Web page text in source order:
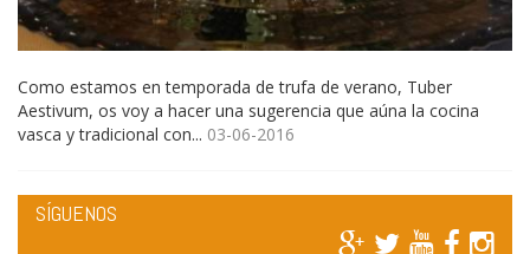
Como estamos en temporada de trufa de verano, Tuber
Aestivum, os voy a hacer una sugerencia que aúna la cocina
vasca y tradicional con... 03-06-2016
SÍGUENOS